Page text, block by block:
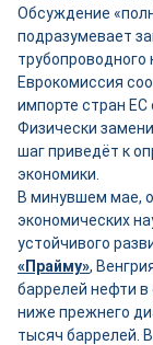
Обсуждение
подразумевает
трубопроводного
Еврокомиссия
импорте стран ЕС
Физически
шаг приведёт к
экономики.
В минувшем мае,
экономических
устойчивого
«Прайму»,
баррелей нефти в
ниже прежнего
тысяч баррелей.